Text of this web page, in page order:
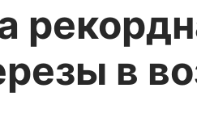
в